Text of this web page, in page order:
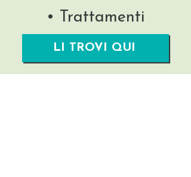
• Trattamenti
LI TROVI QUI